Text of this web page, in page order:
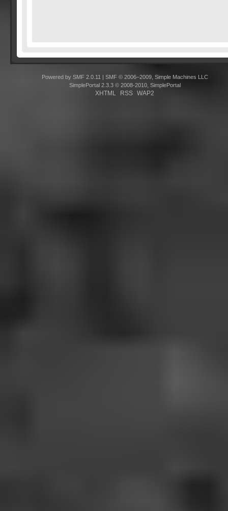
Powered by SMF 2.0.11
SMF © 2006–2009, Simple Machines LLC
SimplePortal 2.3.3 © 2008-2010, SimplePortal
XHTML RSS WAP2